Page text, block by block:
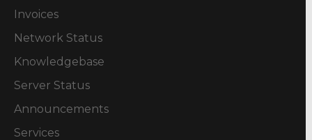
Invoices
Network Status
Knowledgebase
Server Status
Announcements
Services